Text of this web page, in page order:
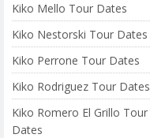
Kiko Mello Tour Dates
Kiko Nestorski Tour Dates
Kiko Perrone Tour Dates
Kiko Rodriguez Tour Dates
Kiko Romero El Grillo Tour
Dates